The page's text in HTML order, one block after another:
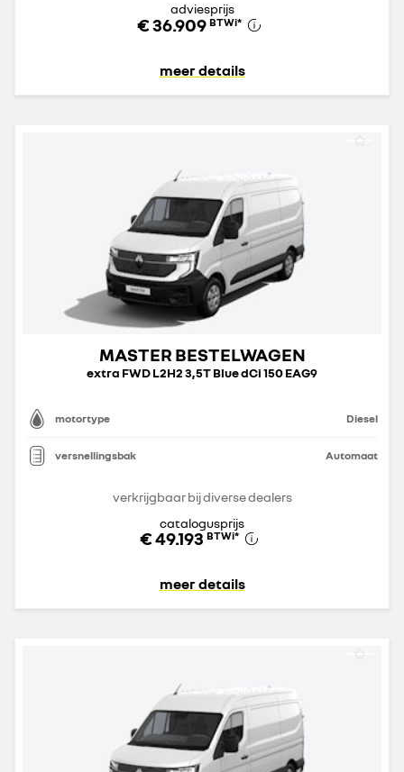
adviesprijs
€ 36.909 BTWi*
meer details
MASTER BESTELWAGEN
extra FWD L2H2 3,5T Blue dCi 150 EAG9
motortype Diesel
versnellingsbak Automaat
verkrijgbaar bij diverse dealers
catalogusprijs
€ 49.193 BTWi*
meer details